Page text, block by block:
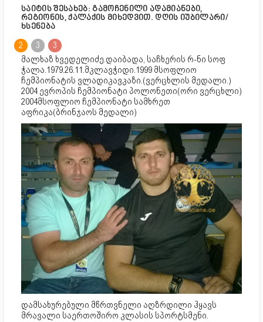
საიტის შესახებ: გამოჩენილი ადამიანები,
რეგიონის, ქალაქის მიხედვით. დღის იუბილარი/
ხსენება
2 3
3
მალხაზ ხვედელიძე.დაიბადა, საჩხერის რ-ნი სოფ
ჭალა.1979.26.11.მკლავჭიდი.1999 მსოფლიო
ჩემპიონატის ვლადიკავკაზი.(ვერცხლის მედალი.)
2004 ევროპის ჩემპიონატი პოლონეთი(ორი ვერცხლი)
2004მსოფლიო ჩემპიონატი სამხრეთ
აფრიკა(ბრინჯაოს მედალი)
დამსახურებული მწრთვნელი აღზრდილი ჰყავს
მრავალი საერთოშირო კლასის სპორტსმენი.